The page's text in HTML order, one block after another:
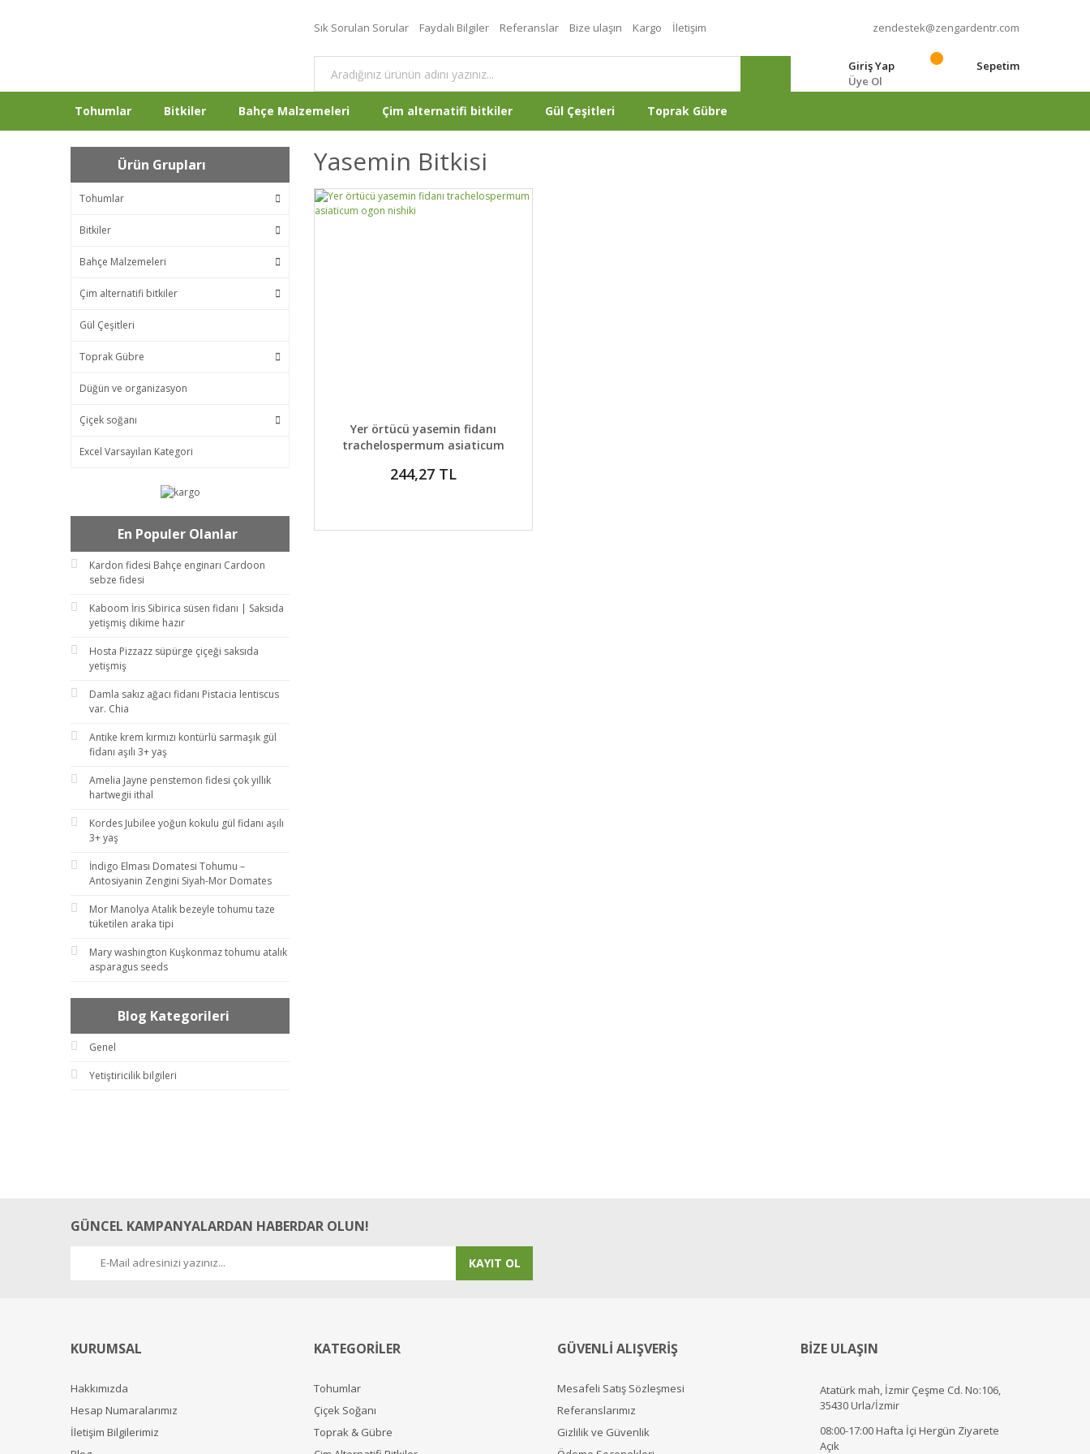
Sık Sorulan Sorular Faydalı Bilgiler Referanslar Bize ulaşın Kargo İletişim zendestek@zengardentr.com
Giriş Yap
Üye Ol
Sepetim
Tohumlar Bitkiler Bahçe Malzemeleri Çim alternatifi bitkiler Gül Çeşitleri Toprak Gübre
Ürün Grupları
Tohumlar
Bitkiler
Bahçe Malzemeleri
Çim alternatifi bitkiler
Gül Çeşitleri
Toprak Gübre
Düğün ve organizasyon
Çiçek soğanı
Excel Varsayılan Kategori
En Populer Olanlar
Kardon fidesi Bahçe enginarı Cardoon
sebze fidesi
Kaboom İris Sibirica süsen fidanı | Saksıda
yetişmiş dikime hazır
Hosta Pizzazz süpürge çiçeği saksıda
yetişmiş
Damla sakız ağacı fidanı Pistacia lentiscus
var. Chia
Antike krem kırmızı kontürlü sarmaşık gül
fidanı aşılı 3+ yaş
Amelia Jayne penstemon fidesi çok yıllık
hartwegii ithal
Kordes Jubilee yoğun kokulu gül fidanı aşılı
3+ yaş
İndigo Elması Domatesi Tohumu –
Antosiyanin Zengini Siyah-Mor Domates
Mor Manolya Atalık bezeyle tohumu taze
tüketilen araka tipi
Mary washington Kuşkonmaz tohumu atalık
asparagus seeds
Blog Kategorileri
Genel
Yetiştiricilik bilgileri
Yasemin Bitkisi
DETAYLAR GELİNCE HABER VER
Yer örtücü yasemin fidanı
trachelospermum asiaticum
244,27 TL
GÜNCEL KAMPANYALARDAN HABERDAR OLUN!
KAYIT OL
KURUMSAL
Hakkımızda
Hesap Numaralarımız
İletişim Bilgilerimiz
KATEGORİLER
Tohumlar
Çiçek Soğanı
Toprak & Gübre
GÜVENLİ ALIŞVERİŞ
Mesafeli Satış Sözleşmesi
Referanslarımız
Gizlilik ve Güvenlik
BİZE ULAŞIN
Atatürk mah, İzmir Çeşme Cd. No:106,
35430 Urla/İzmir
08:00-17:00 Hafta İçi Hergün Ziyarete
Açık